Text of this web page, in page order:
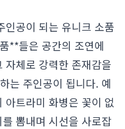
인공이 되는 유니크 소품
**들은 공간의 조연에
자체로 강력한 존재감을
는 주인공이 됩니다. 예
아트라미 화병은 꽃이 없
뽐내며 시선을 사로잡